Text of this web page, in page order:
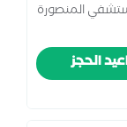
المنصورة
الحجز